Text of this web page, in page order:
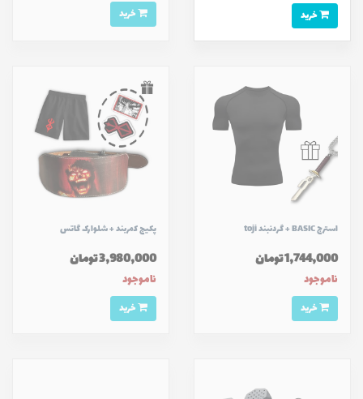
استرج BASIC + گردنبند toji
1,744,000 تومان
ناموجود
پکیج کمربند + شلوارک گاتس
3,980,000 تومان
ناموجود